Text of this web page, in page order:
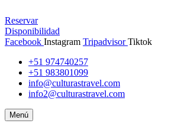
Reservar
Disponibilidad
Facebook Instagram Tripadvisor Tiktok
+51 974740257
+51 983801099
info@culturastravel.com
info2@culturastravel.com
Menú